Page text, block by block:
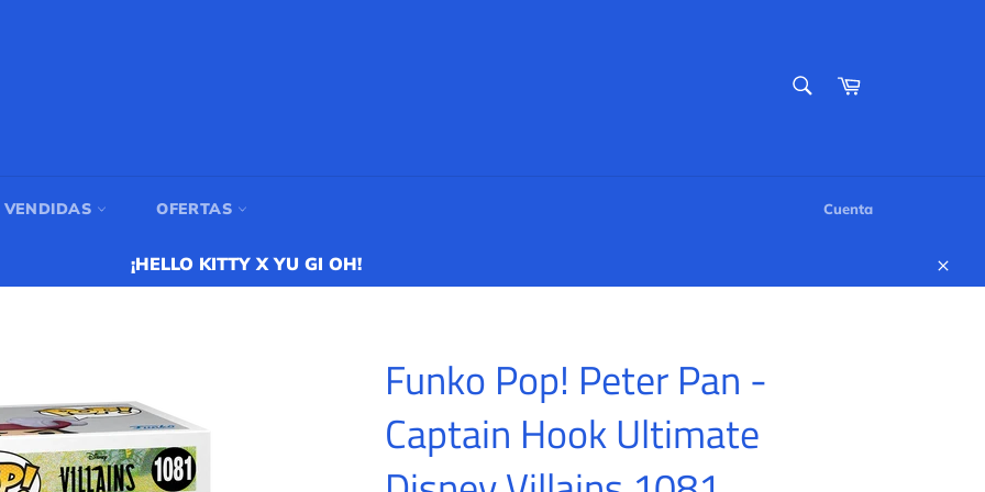
Carrito
VENDIDAS OFERTAS Cuenta
¡HELLO KITTY X YU GI OH!
Funko Pop! Peter Pan -
Captain Hook Ultimate